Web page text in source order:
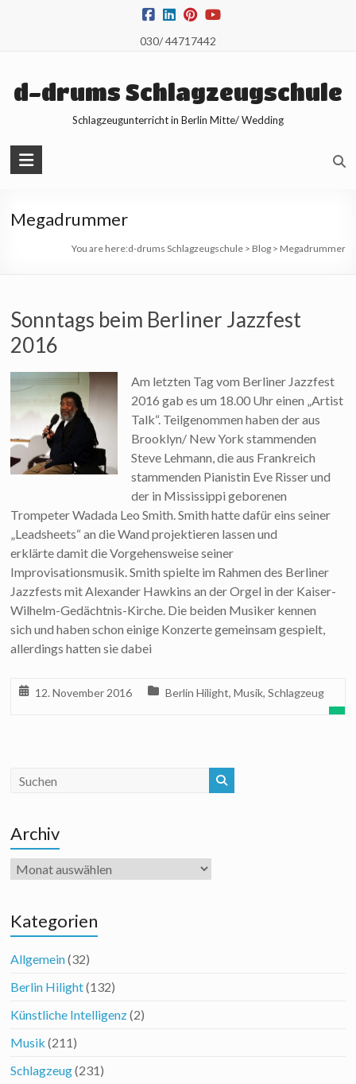
030/ 44717442
d-drums Schlagzeugschule
Schlagzeugunterricht in Berlin Mitte/ Wedding
Megadrummer
You are here:d-drums Schlagzeugschule> Blog> Megadrummer
Sonntags beim Berliner Jazzfest
2016
Am letzten Tag vom Berliner Jazzfest
2016 gab es um 18.00 Uhr einen „Artist
Talk“. Teilgenommen haben der aus
Brooklyn/ New York stammenden
Steve Lehmann, die aus Frankreich
stammenden Pianistin Eve Risser und
der in Mississippi geborenen
Trompeter Wadada Leo Smith. Smith hatte dafür eins seiner
„Leadsheets“ an die Wand projektieren lassen und
erklärte damit die Vorgehensweise seiner
Improvisationsmusik. Smith spielte im Rahmen des Berliner
Jazzfests mit Alexander Hawkins an der Orgel in der Kaiser-
Wilhelm-Gedächtnis-Kirche. Die beiden Musiker kennen
sich und haben schon einige Konzerte gemeinsam gespielt,
allerdings hatten sie dabei
12. November 2016 Berlin Hilight,Musik,Schlagzeug
Archiv
Archiv
Kategorien
Allgemein(32)
Berlin Hilight(132)
Künstliche Intelligenz(2)
Musik (211)
Schlagzeug(231)